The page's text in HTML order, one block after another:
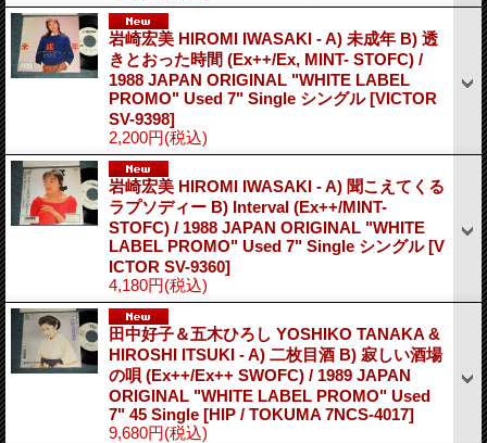
岩崎宏美 HIROMI IWASAKI - A) 未成年 B) 透
きとおった時間 (Ex++/Ex, MINT- STOFC) /
1988 JAPAN ORIGINAL "WHITE LABEL
PROMO" Used 7" Single シングル[VICTOR
SV-9398]
2,200円(税込)
岩崎宏美 HIROMI IWASAKI - A) 聞こえてくる
ラプソディー B) Interval (Ex++/MINT-
STOFC) / 1988 JAPAN ORIGINAL "WHITE
LABEL PROMO" Used 7" Single シングル[V
ICTOR SV-9360]
4,180円(税込)
田中好子＆五木ひろし YOSHIKO TANAKA &
HIROSHI ITSUKI - A) 二枚目酒 B) 寂しい酒場
の唄 (Ex++/Ex++ SWOFC) / 1989 JAPAN
ORIGINAL "WHITE LABEL PROMO" Used
7" 45 Single [HIP / TOKUMA 7NCS-4017]
9,680円(税込)